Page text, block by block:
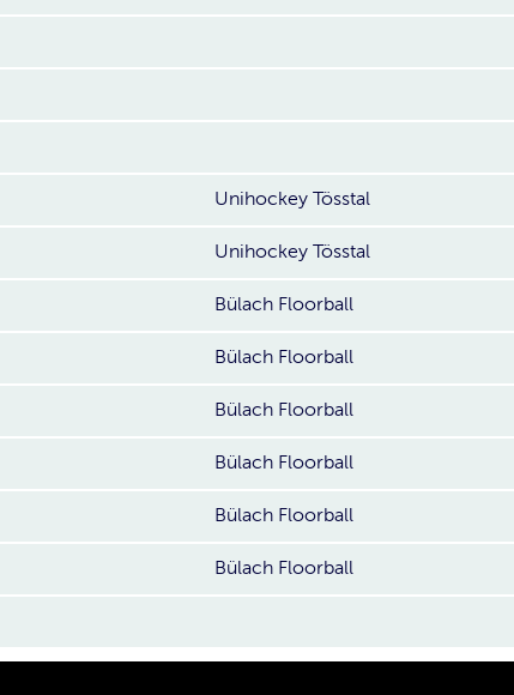
Unihockey Tösstal
Unihockey Tösstal
Bülach Floorball
Bülach Floorball
Bülach Floorball
Bülach Floorball
Bülach Floorball
Bülach Floorball